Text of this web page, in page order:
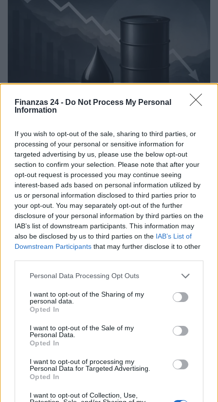
Finanzas 24 - Do Not Process My Personal
Information
If you wish to opt-out of the sale, sharing to third parties, or
processing of your personal or sensitive information for
targeted advertising by us, please use the below opt-out
section to confirm your selection. Please note that after your
opt-out request is processed you may continue seeing
interest-based ads based on personal information utilized by
us or personal information disclosed to third parties prior to
your opt-out. You may separately opt-out of the further
disclosure of your personal information by third parties on the
IAB’s list of downstream participants. This information may
also be disclosed by us to third parties on the IAB’s List of
Downstream Participants that may further disclose it to other
Please note that this website/app uses one or more Google
not limited to your visit or usage behaviour. You may click to
grant or deny consent to Google and its third-party tags to
use your data for below specified purposes in below Google
consent section.
Personal Data Processing Opt Outs
I want to opt-out of the Sharing of my
personal data.
Opted In
I want to opt-out of the Sale of my
Personal Data.
Opted In
I want to opt-out of processing my
Personal Data for Targeted Advertising.
Opted In
I want to opt-out of Collection, Use,
primas
Lucía Herrera · 5 Ago 2026
COTIZACIONES CRYPTO
Nombre Precio
Bitcoin
(BTC)
$64,766.00
Ethereum $1,912.60
(BNB)
(XRP)
Solana